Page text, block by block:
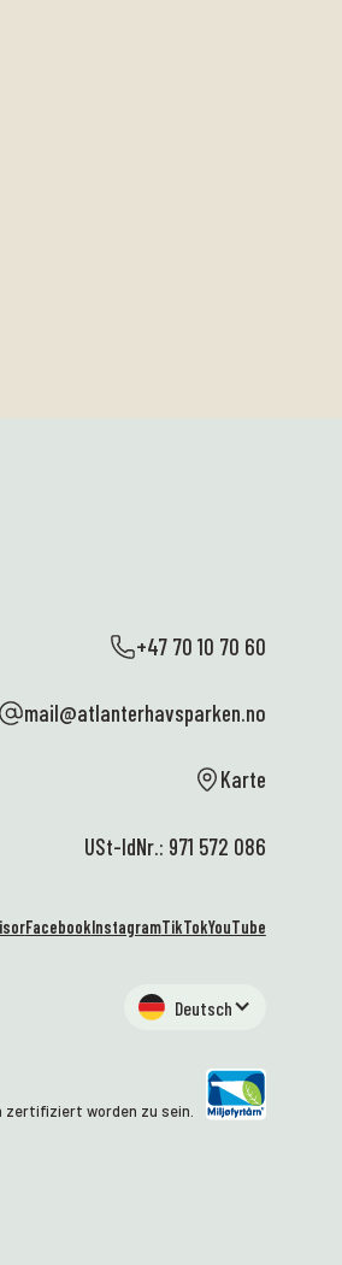
+47 70 10 70 60
mail@atlanterhavsparken.no
Karte
USt-IdNr.: 971 572 086
FacebookInstagramTikTokYouTube
Deutsch
worden zu sein.